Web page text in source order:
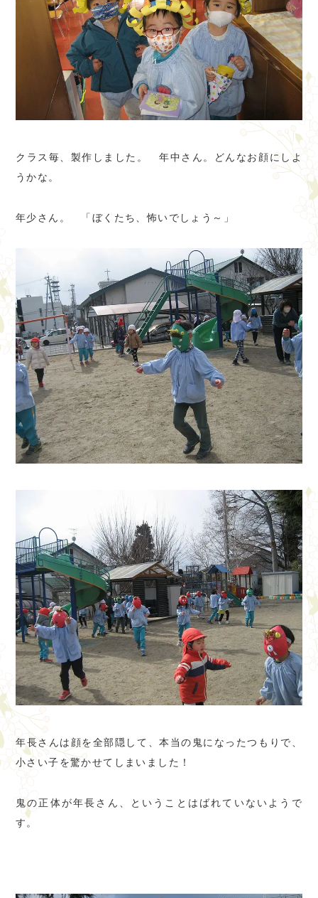
クラス毎、製作しました。 年中さん。どんなお顔にしよ
うかな。
年少さん。 「ぼくたち、怖いでしょう～」
年長さんは顔を全部隠して、本当の鬼になったつもりで、
小さい子を驚かせてしまいました！
鬼の正体が年長さん、ということはばれていないようで
す。